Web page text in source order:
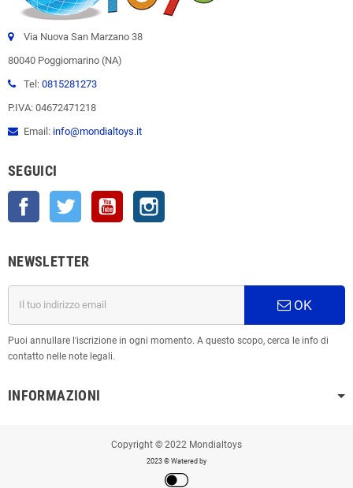
Via Nuova San Marzano 38
80040 Poggiomarino (NA)
Tel: 0815281273
P.IVA: 04672471218
Email: info@mondialtoys.it
SEGUICI
Facebook Twitter YouTube
NEWSLETTER
OK
Puoi annullare l'iscrizione in ogni momento. A questo scopo, cerca le info di
contatto nelle note legali.
INFORMAZIONI
Copyright © 2022 Mondialtoys
2023 © Watered by